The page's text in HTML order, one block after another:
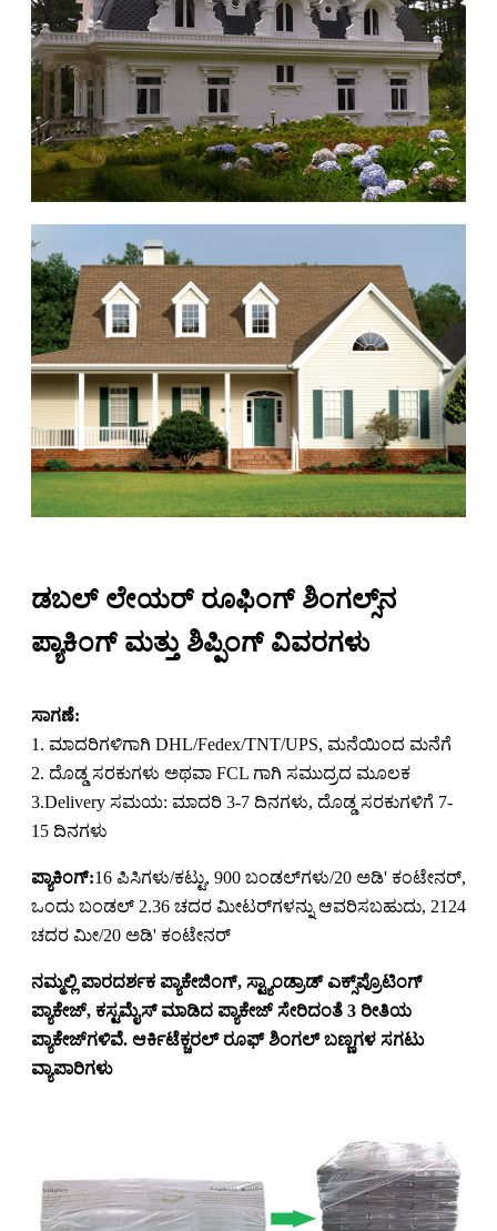
ಡಬಲ್ ಲೇಯರ್ ರೂಫಿಂಗ್ ಶಿಂಗಲ್ಸ್‌ನ
ಪ್ಯಾಕಿಂಗ್ ಮತ್ತು ಶಿಪ್ಪಿಂಗ್ ವಿವರಗಳು
ಸಾಗಣೆ:
1. ಮಾದರಿಗಳಿಗಾಗಿ DHL/Fedex/TNT/UPS, ಮನೆಯಿಂದ ಮನೆಗೆ
2. ದೊಡ್ಡ ಸರಕುಗಳು ಅಥವಾ FCL ಗಾಗಿ ಸಮುದ್ರದ ಮೂಲಕ
3.Delivery ಸಮಯ: ಮಾದರಿ 3-7 ದಿನಗಳು, ದೊಡ್ಡ ಸರಕುಗಳಿಗೆ 7-
15 ದಿನಗಳು
ಪ್ಯಾಕಿಂಗ್:16 ಪಿಸಿಗಳು/ಕಟ್ಟು, 900 ಬಂಡಲ್‌ಗಳು/20 ಅಡಿ' ಕಂಟೇನರ್,
ಒಂದು ಬಂಡಲ್ 2.36 ಚದರ ಮೀಟರ್‌ಗಳನ್ನು ಆವರಿಸಬಹುದು, 2124
ಚದರ ಮೀ/20 ಅಡಿ' ಕಂಟೇನರ್
ನಮ್ಮಲ್ಲಿ ಪಾರದರ್ಶಕ ಪ್ಯಾಕೇಜಿಂಗ್, ಸ್ಟ್ಯಾಂಡ್ರಾಡ್ ಎಕ್ಸ್‌ಪ್ರೊಟಿಂಗ್
ಪ್ಯಾಕೇಜ್, ಕಸ್ಟಮೈಸ್ ಮಾಡಿದ ಪ್ಯಾಕೇಜ್ ಸೇರಿದಂತೆ 3 ರೀತಿಯ
ಪ್ಯಾಕೇಜ್‌ಗಳಿವೆ. ಆರ್ಕಿಟೆಕ್ಚರಲ್ ರೂಫ್ ಶಿಂಗಲ್ ಬಣ್ಣಗಳ ಸಗಟು
ವ್ಯಾಪಾರಿಗಳು